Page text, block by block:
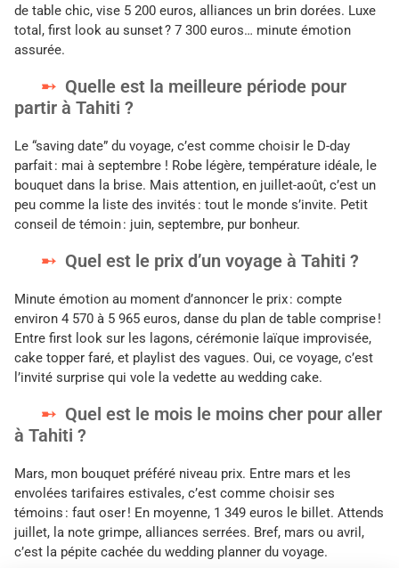
de table chic, vise 5 200 euros, alliances un brin dorées. Luxe
total, first look au sunset ? 7 300 euros… minute émotion
assurée.
Quelle est la meilleure période pour
partir à Tahiti ?
Le “saving date” du voyage, c’est comme choisir le D-day
parfait : mai à septembre ! Robe légère, température idéale, le
bouquet dans la brise. Mais attention, en juillet-août, c’est un
peu comme la liste des invités : tout le monde s’invite. Petit
conseil de témoin : juin, septembre, pur bonheur.
Quel est le prix d’un voyage à Tahiti ?
Minute émotion au moment d’annoncer le prix : compte
environ 4 570 à 5 965 euros, danse du plan de table comprise !
Entre first look sur les lagons, cérémonie laïque improvisée,
cake topper faré, et playlist des vagues. Oui, ce voyage, c’est
l’invité surprise qui vole la vedette au wedding cake.
Quel est le mois le moins cher pour aller
à Tahiti ?
Mars, mon bouquet préféré niveau prix. Entre mars et les
envolées tarifaires estivales, c’est comme choisir ses
témoins : faut oser ! En moyenne, 1 349 euros le billet. Attends
juillet, la note grimpe, alliances serrées. Bref, mars ou avril,
c’est la pépite cachée du wedding planner du voyage.